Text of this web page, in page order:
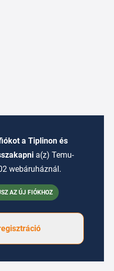
a Tiplinon és
a(z) Temu-
webáruháznál.
AZ ÚJ FIÓKHOZ